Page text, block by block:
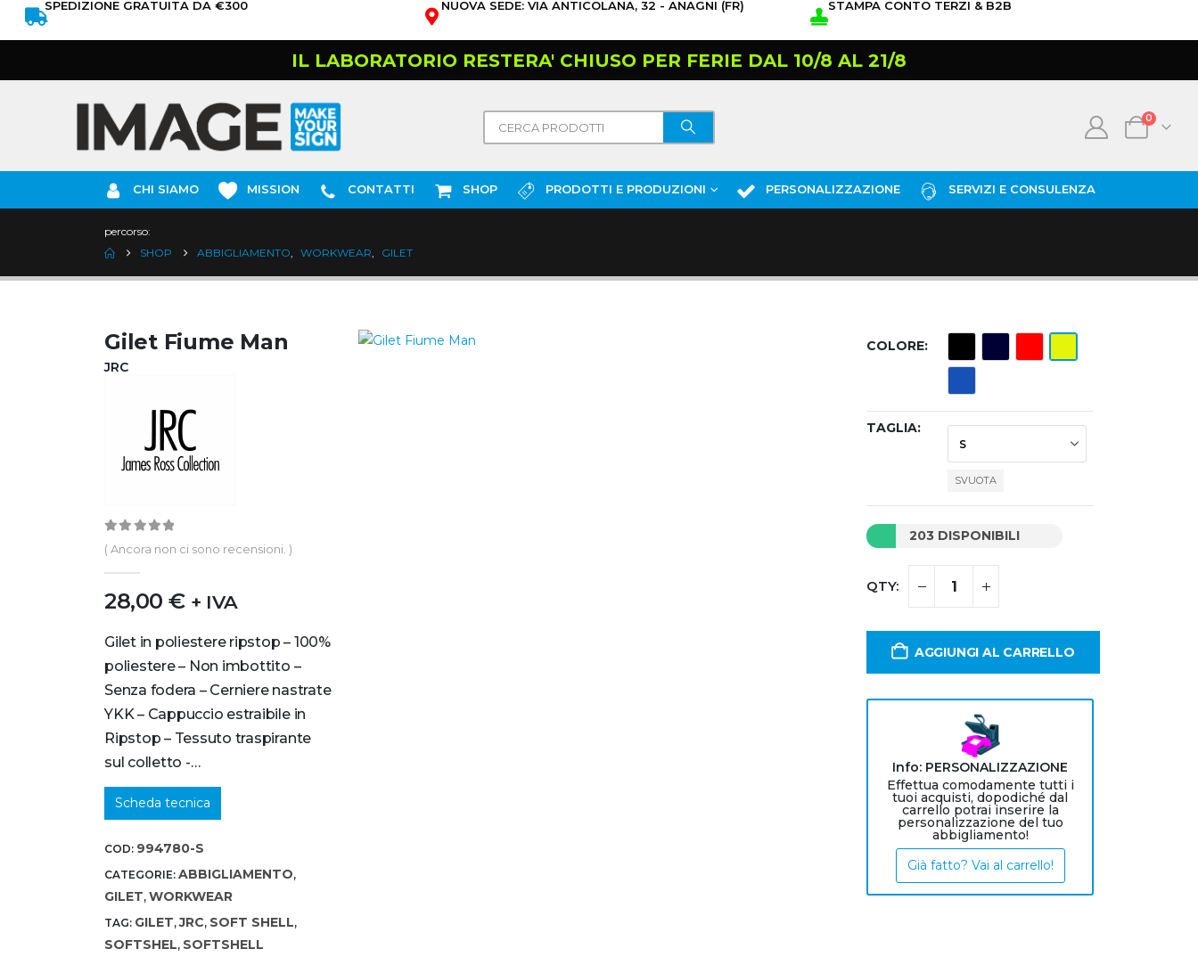
SPEDIZIONE GRATUITA DA €300 NUOVA SEDE: VIA ANTICOLANA, 32 - ANAGNI (FR) STAMPA CONTO TERZI & B2B
IL LABORATORIO RESTERA' CHIUSO PER FERIE DAL 10/8 AL 21/8
0
CHI SIAMO MISSION CONTATTI SHOP PRODOTTI E PRODUZIONI PERSONALIZZAZIONE SERVIZI E CONSULENZA
percorso:
SHOP
ABBIGLIAMENTO, WORKWEAR, GILET
Gilet Fiume Man
JRC
0out of 5
( Ancora non ci sono recensioni. )
28,00€ + IVA
Gilet in poliestere ripstop – 100%
poliestere – Non imbottito –
Senza fodera – Cerniere nastrate
YKK – Cappuccio estraibile in
Ripstop – Tessuto traspirante
sul colletto -…
Scheda tecnica
COD: 994780-S
CATEGORIE: ABBIGLIAMENTO,
GILET, WORKWEAR
TAG: GILET,JRC, SOFT SHELL,
SOFTSHEL, SOFTSHELL
COLORE
TAGLIA
SVUOTA
203 DISPONIBILI
AGGIUNGI AL CARRELLO
Info: PERSONALIZZAZIONE
Effettua comodamente tutti i
tuoi acquisti, dopodiché dal
carrello potrai inserire la
personalizzazione del tuo
abbigliamento!
Già fatto? Vai al carrello!